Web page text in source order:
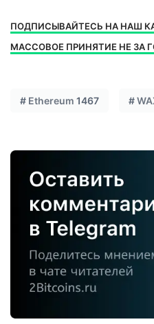
ПОДПИСЫВАЙТЕСЬ НА НАШ
МАССОВОЕ ПРИНЯТИЕ НЕ ЗА
# Ethereum 1467 #